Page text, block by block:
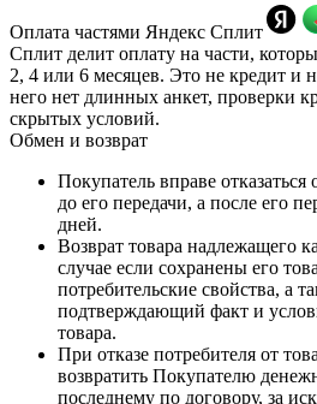
Оплата частями Яндекс Сплит
Сплит делит оплату на части,
2, 4 или 6 месяцев. Это не кредит и
него нет длинных анкет, проверки
скрытых условий.
Обмен и возврат
Покупатель вправе
до его передачи, а после его
дней.
Возврат товара надлежащего
случае если сохранены его
потребительские свойства, а
подтверждающий факт и
товара.
При отказе потребителя от
возвратить Покупателю
последнему по договору, за